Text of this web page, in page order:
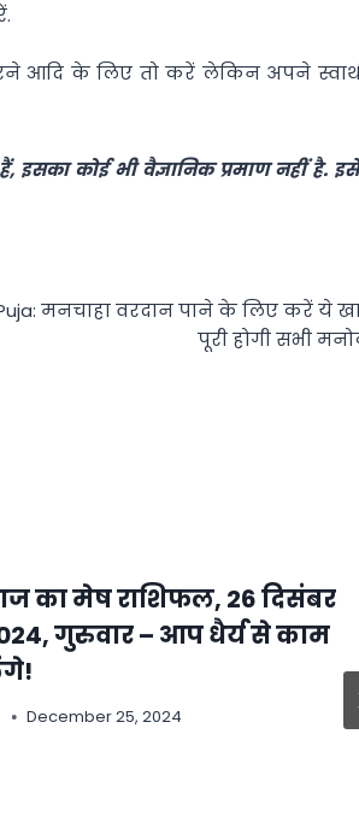
आदि के लिए तो करें लेकिन अपने
कोई भी वैज्ञानिक प्रमाण नहीं है.
मनचाहा वरदान पाने के लिए करें ये
पूरी होगी सभी
का मेष राशिफल, 26 दिसंबर
गुरुवार – आप धैर्य से काम
December 25, 2024